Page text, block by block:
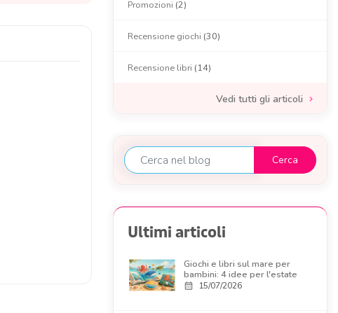
Promozioni (2)
Recensione giochi (30)
Recensione libri (14)
Vedi tutti gli articoli
Ultimi articoli
Giochi e libri sul mare per
bambini: 4 idee per l'estate
calendar_month 15/07/2026